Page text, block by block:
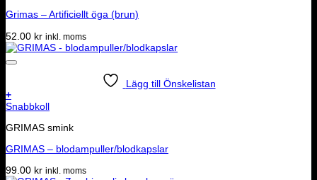
Grimas – Artificiellt öga (brun)
52.00 kr inkl. moms
Lägg till Önskelistan
+
Snabbkoll
GRIMAS smink
GRIMAS – blodampuller/blodkapslar
99.00 kr inkl. moms